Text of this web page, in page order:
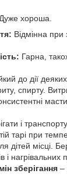
Дуже хороша.
Відмінна при
Гарна,
до дії
спирту.
і
тарі при
дітей місці.
нагрівальних
зберігання –